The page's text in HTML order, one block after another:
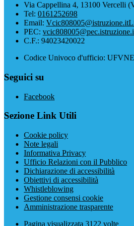
Via Cappellina 4, 13100 Vercelli
Tel: 0161252698
Email: Vcic808005@istruzione.it
PEC:
C.F.: 94023420022
Codice Univoco d'ufficio:
Seguici su
Facebook
Sezione Link Utili
Cookie policy
Note legali
Informativa Privacy
Ufficio Relazioni con il Pubblico
Dichiarazione di accessibilità
Obiettivi di accessibilità
Whistleblowing
Gestione consensi cookie
Amministrazione trasparente
Pagina visualizzata 3122 volte